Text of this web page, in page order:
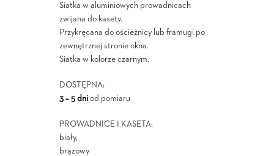
Siatka w aluminiowych prowadnicach
zwijana do kasety.
Przykręcana do ościeżnicy lub framugi po
zewnętrznej stronie okna.
Siatka w kolorze czarnym.
DOSTĘPNA:
3 – 5 dniod pomiaru
PROWADNICE I KASETA:
biały,
brązowy